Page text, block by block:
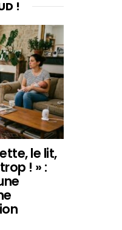
!
le lit,
! » :